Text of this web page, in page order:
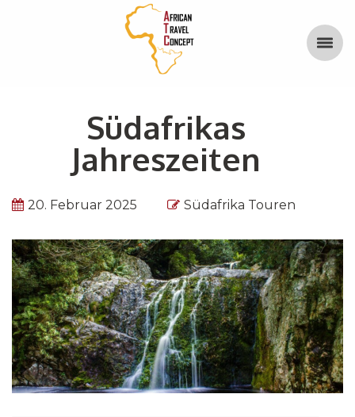
Südafrikas
Jahreszeiten
20. Februar 2025 Südafrika Touren